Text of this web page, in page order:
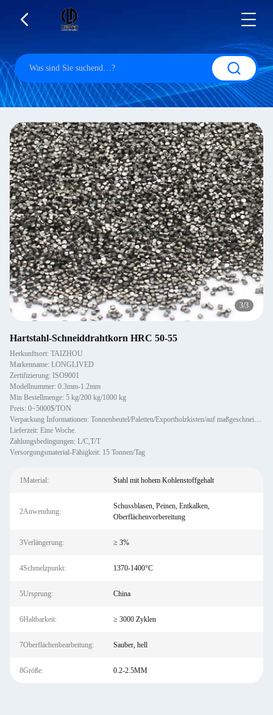
3/3
Hartstahl-Schneiddrahtkorn HRC 50-55
Herkunftsort: TAIZHOU
Markenname: LONGLIVED
Zertifizierung: ISO9001
Modellnummer: 0.3mm-1.2mm
Min Bestellmenge: 5 kg/200 kg/1000 kg
Preis: 0~5000$/TON
Verpackung Informationen: Tonnenbeutel/Paletten/Exportholzkisten/auf maßgeschneiderte Ware
Lieferzeit: Eine Woche.
Zahlungsbedingungen: L/C,T/T
Versorgungsmaterial-Fähigkeit: 15 Tonnen/Tag
1Material: Stahl mit hohem Kohlenstoffgehalt
2Anwendung:
Schussblasen, Peinen, Entkalken,
Oberflächenvorbereitung
3Verlängerung: ≥ 3%
4Schmelzpunkt: 1370-1400°C
5Ursprung: China
6Haltbarkeit: ≥ 3000 Zyklen
7Oberflächenbearbeitung: Sauber, hell
8Größe: 0.2-2.5MM